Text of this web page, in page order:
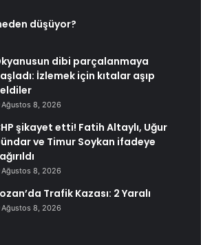
düşüyor?
dibi parçalanmaya
İzlemek için kıtalar aşıp
Ağustos 8, 2026
şikayet etti! Fatih Altaylı, Uğur
ve Timur Soykan ifadeye
Ağustos 8, 2026
Trafik Kazası: 2 Yaralı
Ağustos 8, 2026